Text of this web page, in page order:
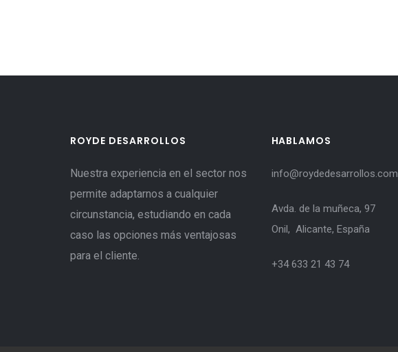
ROYDE DESARROLLOS
Nuestra experiencia en el sector nos
permite adaptarnos a cualquier
circunstancia, estudiando en cada
caso las opciones más ventajosas
para el cliente.
HABLAMOS
info@roydedesarrollos.com
Avda. de la muñeca, 97
Onil, Alicante, España
+34 633 21 43 74